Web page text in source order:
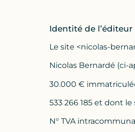
Identité de
Le site <nicolas-
Nicolas Bernardé (ci-
30.000 €
533 266 185 et dont
N° TVA